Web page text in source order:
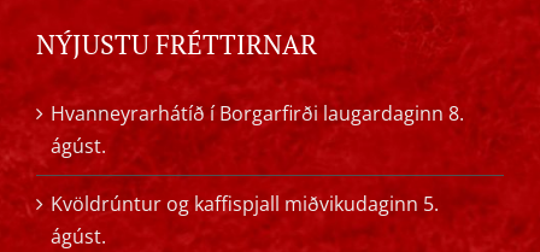
NÝJUSTU FRÉTTIRNAR
Hvanneyrarhátíð í Borgarfirði laugardaginn 8.
ágúst.
Kvöldrúntur og kaffispjall miðvikudaginn 5.
ágúst.